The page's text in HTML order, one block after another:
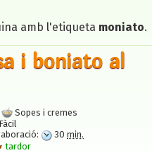
amb l'etiqueta moniato.
i boniato al
Sopes i cremes
Fàcil
30 min.
tardor